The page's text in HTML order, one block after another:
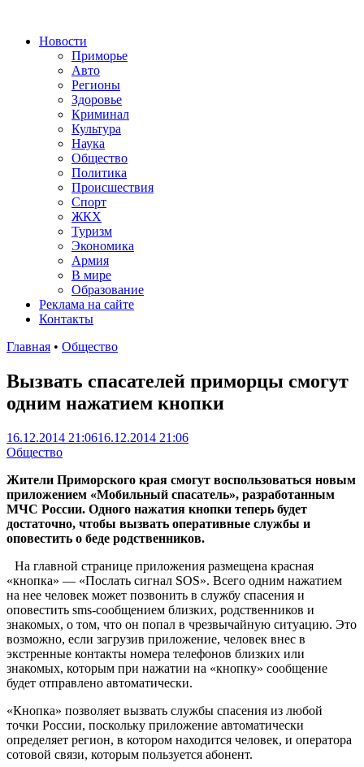
Новости
Приморье
Авто
Регионы
Здоровье
Криминал
Культура
Наука
Общество
Политика
Происшествия
Спорт
ЖКХ
Туризм
Экономика
Армия
В мире
Образование
Реклама на сайте
Контакты
Главная • Общество
Вызвать спасателей приморцы смогут
одним нажатием кнопки
16.12.2014 21:0616.12.2014 21:06
Общество
Жители Приморского края смогут воспользоваться новым
приложением «Мобильный спасатель», разработанным
МЧС России. Одного нажатия кнопки теперь будет
достаточно, чтобы вызвать оперативные службы и
оповестить о беде родственников.
На главной странице приложения размещена красная
«кнопка» — «Послать сигнал SOS». Всего одним нажатием
на нее человек может позвонить в службу спасения и
оповестить sms-сообщением близких, родственников и
знакомых, о том, что он попал в чрезвычайную ситуацию. Это
возможно, если загрузив приложение, человек внес в
экстренные контакты номера телефонов близких или
знакомых, которым при нажатии на «кнопку» сообщение
будет отправлено автоматически.
«Кнопка» позволяет вызвать службы спасения из любой
точки России, поскольку приложение автоматически
определяет регион, в котором находится человек, и оператора
сотовой связи, которым пользуется абонент.